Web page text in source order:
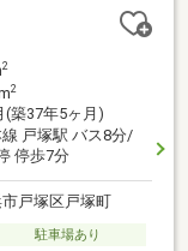
す ━━━━━・・・
さい。
2
2
(築37年5ヶ月)
線 戸塚駅 バス8分/
停歩7分
戸塚区戸塚町
駐車場あり